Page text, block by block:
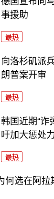
事援助
最热
向洛杉矶派
朗普案开审
最热
韩国近期“
吁加大惩处
最热
何选在阿拉